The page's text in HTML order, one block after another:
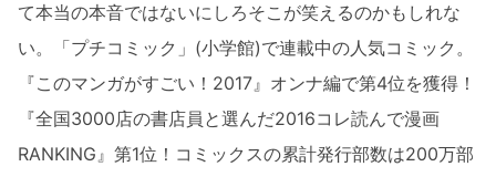
て本当の本音ではないにしろそこが笑えるのかもしれな
い。「プチコミック」(小学館)で連載中の人気コミック。
『このマンガがすごい！2017』オンナ編で第4位を獲得！
『全国3000店の書店員と選んだ2016コレ読んで漫画
RANKING』第1位！コミックスの累計発行部数は200万部